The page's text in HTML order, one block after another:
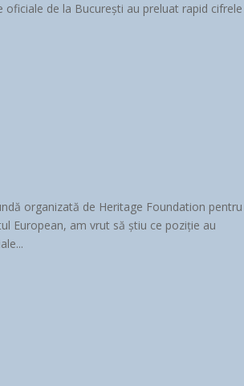
de la București au preluat rapid cifrele
organizată de Heritage Foundation pentru
European, am vrut să știu ce poziție au